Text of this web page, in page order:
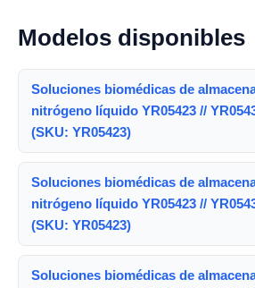
Modelos disponibles
Soluciones biomédicas de
nitrógeno líquido YR05423 //
(SKU: YR05423)
Soluciones biomédicas de
nitrógeno líquido YR05423 //
(SKU: YR05423)
Soluciones biomédicas de